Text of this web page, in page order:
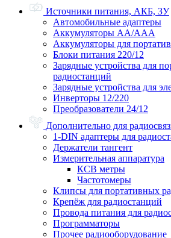
Источники питания, АКБ, ЗУ
Автомобильные адаптеры
Аккумуляторы АА/ААА
Аккумуляторы для
Блоки питания 220/12
Зарядные устройства для
радиостанций
Зарядные устройства для
Инверторы 12/220
Преобразователи 24/12
Дополнительно для
1-DIN адаптеры для
Держатели тангент
Измерительная аппаратура
КСВ метры
Частотомеры
Клипсы для портативных
Крепёж для радиостанций
Провода питания для
Программаторы
Прочее радиооборудование